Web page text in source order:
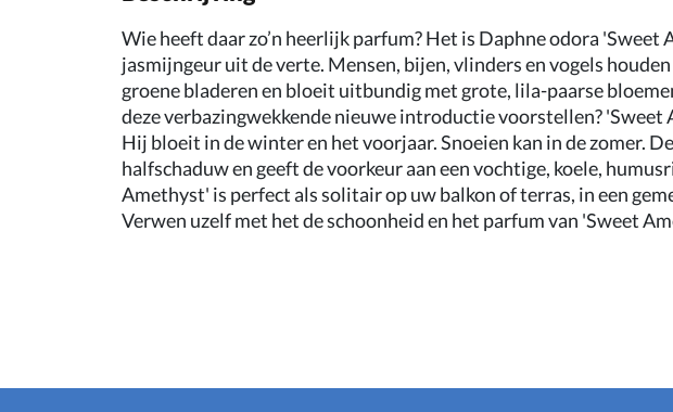
Wie heeft daar zo’n heerlijk parfum? Het is Daphne odora
jasmijngeur uit de verte. Mensen, bijen, vlinders en vogels
groene bladeren en bloeit uitbundig met grote, lila-paarse
deze verbazingwekkende nieuwe introductie voorstellen?
Hij bloeit in de winter en het voorjaar. Snoeien kan in de zomer.
halfschaduw en geeft de voorkeur aan een vochtige, koele,
Amethyst' is perfect als solitair op uw balkon of terras, in een
Verwen uzelf met het de schoonheid en het parfum van 'Sweet